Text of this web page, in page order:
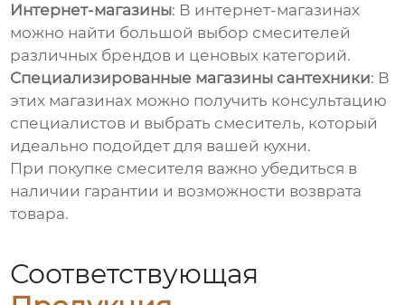
Интернет-магазины: В интернет-магазинах
можно найти большой выбор смесителей
различных брендов и ценовых категорий.
Специализированные магазины сантехники: В
этих магазинах можно получить консультацию
специалистов и выбрать смеситель, который
идеально подойдет для вашей кухни.
При покупке смесителя важно убедиться в
наличии гарантии и возможности возврата
товара.
Соответствующая